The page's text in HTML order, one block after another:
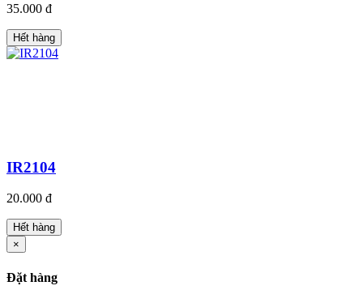
35.000 đ
Hết hàng
IR2104
20.000 đ
Hết hàng
×
Đặt hàng